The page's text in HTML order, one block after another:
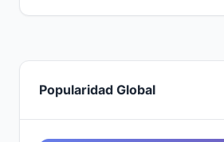
Popularidad Global